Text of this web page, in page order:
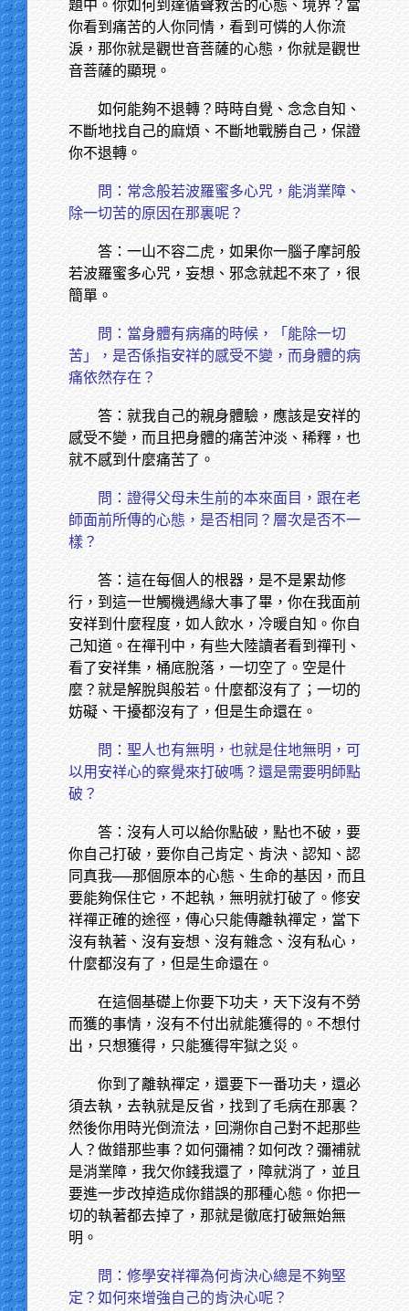
題中。你如何到達循聲救苦的心態、境界？當
你看到痛苦的人你同情，看到可憐的人你流
淚，那你就是觀世音菩薩的心態，你就是觀世
音菩薩的顯現。
如何能夠不退轉？時時自覺、念念自知、
不斷地找自己的麻煩、不斷地戰勝自己，保證
你不退轉。
問：常念般若波羅蜜多心咒，能消業障、
除一切苦的原因在那裏呢？
答：一山不容二虎，如果你一腦子摩訶般
若波羅蜜多心咒，妄想、邪念就起不來了，很
簡單。
問：當身體有病痛的時候，「能除一切
苦」，是否係指安祥的感受不變，而身體的病
痛依然存在？
答：就我自己的親身體驗，應該是安祥的
感受不變，而且把身體的痛苦沖淡、稀釋，也
就不感到什麼痛苦了。
問：證得父母未生前的本來面目，跟在老
師面前所傳的心態，是否相同？層次是否不一
樣？
答：這在每個人的根器，是不是累劫修
行，到這一世觸機遇緣大事了畢，你在我面前
安祥到什麼程度，如人飲水，冷暖自知。你自
己知道。在禪刊中，有些大陸讀者看到禪刊、
看了安祥集，桶底脫落，一切空了。空是什
麼？就是解脫與般若。什麼都沒有了；一切的
妨礙、干擾都沒有了，但是生命還在。
問：聖人也有無明，也就是住地無明，可
以用安祥心的察覺來打破嗎？還是需要明師點
破？
答：沒有人可以給你點破，點也不破，要
你自己打破，要你自己肯定、肯決、認知、認
同真我──那個原本的心態、生命的基因，而且
要能夠保住它，不起執，無明就打破了。修安
祥禪正確的途徑，傳心只能傳離執禪定，當下
沒有執著、沒有妄想、沒有雜念、沒有私心，
什麼都沒有了，但是生命還在。
在這個基礎上你要下功夫，天下沒有不勞
而獲的事情，沒有不付出就能獲得的。不想付
出，只想獲得，只能獲得牢獄之災。
你到了離執禪定，還要下一番功夫，還必
須去執，去執就是反省，找到了毛病在那裏？
然後你用時光倒流法，回溯你自己對不起那些
人？做錯那些事？如何彌補？如何改？彌補就
是消業障，我欠你錢我還了，障就消了，並且
要進一步改掉造成你錯誤的那種心態。你把一
切的執著都去掉了，那就是徹底打破無始無
明。
問：修學安祥禪為何肯決心總是不夠堅
定？如何來增強自己的肯決心呢？